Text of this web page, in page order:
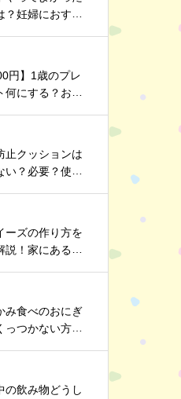
？妊婦におすす
円】1歳のプレ
何にする？おす
止クッションは
い？必要？使う
ーズの作り方を
説！家にあるも
み食べのおにぎ
っつかない方法
の飲み物どうし